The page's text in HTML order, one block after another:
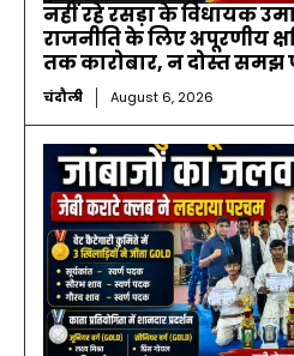
नहीं रहे रसड़ा के विधायक
राजनीति के लिए अपूरणीय
तक कारोबार, न दोस्त समझ
चंदौली August 6, 2026